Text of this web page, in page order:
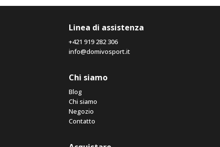
Linea di assistenza
+421 919 282 306
info@domivosport.it
Chi siamo
Blog
Chi siamo
Negozio
Contatto